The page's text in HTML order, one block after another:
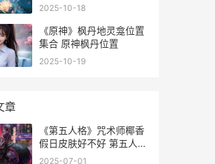
哪个版本
2025-10-18
《原神》枫丹地灵龛位置
集合 原神枫丹位置
2025-10-19
章
《第五人格》咒术师椰香
假日皮肤好不好 第五人格
咒术师新皮肤
2025-07-01